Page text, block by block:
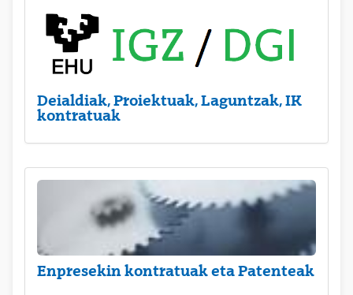
Deialdiak, Proiektuak, Laguntzak, IK
kontratuak
Enpresekin kontratuak eta Patenteak